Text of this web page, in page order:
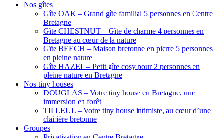
Nos gîtes
Gîte OAK – Grand gîte familial 5 personnes en Centre
Bretagne
Gîte CHESTNUT – Gîte de charme 4 personnes en
Bretagne au cœur de la nature
Gîte BEECH – Maison bretonne en pierre 5 personnes
en pleine nature
Gîte HAZEL – Petit gîte cosy pour 2 personnes en
pleine nature en Bretagne
Nos tiny houses
DOUGLAS – Votre tiny house en Bretagne, une
immersion en forêt
TILLEUL – Votre tiny house intimiste, au cœur d’une
clairière bretonne
Groupes